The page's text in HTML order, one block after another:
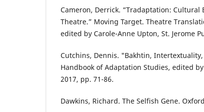
Cameron, Derrick. “Tradaptation: Cultural
Theatre.” Moving Target. Theatre
edited by Carole-Anne Upton, St. Jerome
Cutchins, Dennis. "Bakhtin,
Handbook of Adaptation Studies, edited
2017, pp. 71-86.
Dawkins, Richard. The Selfish Gene.